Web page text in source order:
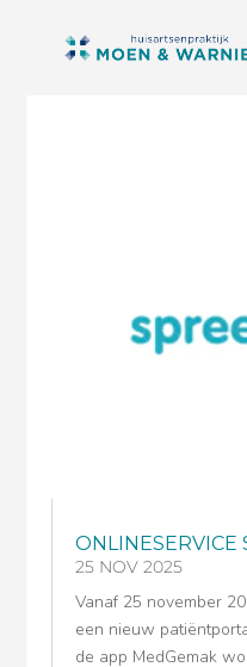
ONLINESERVICE
25 NOV 2025
Vanaf 25 november
een nieuw
de app MedGemak